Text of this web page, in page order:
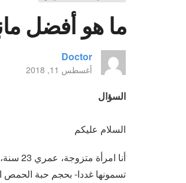
ما هو أفضل
Doctor
أغسطس 11, 2018
السؤال
السلام عليكم
أنا
تسمونها غددا- بحجم حبة الحمص